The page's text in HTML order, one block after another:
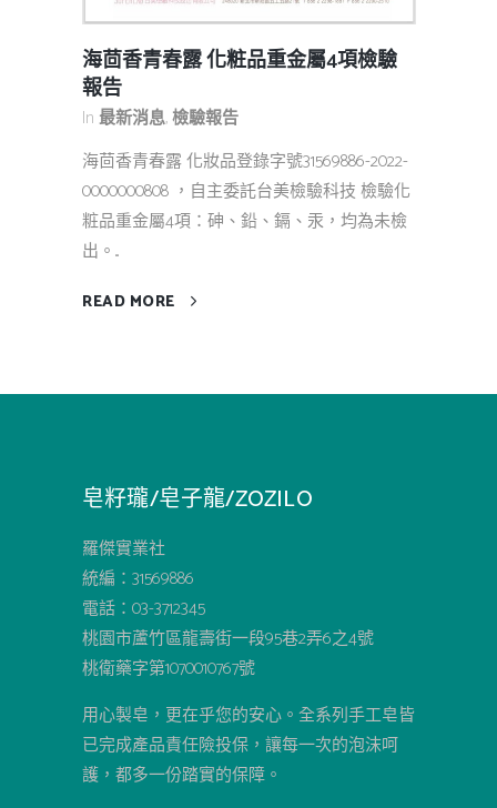
海茴香青春露 化粧品重金屬4項檢驗
報告
In 最新消息,檢驗報告
海茴香青春露 化妝品登錄字號31569886-2022-
0000000808 ，自主委託台美檢驗科技 檢驗化
粧品重金屬4項：砷、鉛、鎘、汞，均為未檢
出。...
READ MORE
皂籽瓏/皂子龍/ZOZILO
羅傑實業社
統編：31569886
電話：03-3712345
桃園市蘆竹區龍壽街一段95巷2弄6之4號
桃衛藥字第1070010767號
用心製皂，更在乎您的安心。全系列手工皂皆
已完成產品責任險投保，讓每一次的泡沫呵
護，都多一份踏實的保障。